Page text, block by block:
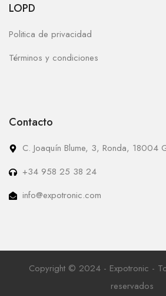
LOPD
Politica de privacidad
Términos y condiciones
Contacto
C. Joaquín Blume, 3, Ronda, 18004
+34 958 25 38 24
info@expotronic.com
Copyright © 2024 - Expotronic -
reservados